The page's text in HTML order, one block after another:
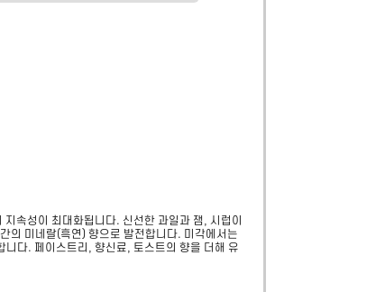
속성이 최대화됩니다. 신선한 과일과 잼, 시럽이
의 미네랄(흑연) 향으로 발전합니다. 미각에서는
니다. 페이스트리, 향신료, 토스트의 향을 더해 유